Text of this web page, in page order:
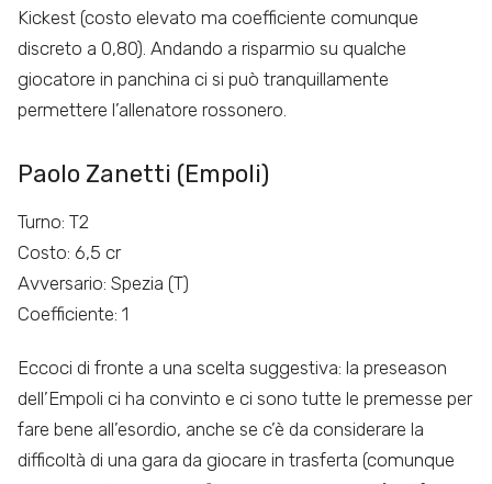
Kickest (costo elevato ma coefficiente comunque
discreto a 0,80). Andando a risparmio su qualche
giocatore in panchina ci si può tranquillamente
permettere l’allenatore rossonero.
Paolo Zanetti (Empoli)
Turno: T2
Costo: 6,5 cr
Avversario: Spezia (T)
Coefficiente: 1
Eccoci di fronte a una scelta suggestiva: la preseason
dell’Empoli ci ha convinto e ci sono tutte le premesse per
fare bene all’esordio, anche se c’è da considerare la
difficoltà di una gara da giocare in trasferta (comunque